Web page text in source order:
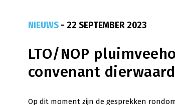
NIEUWS- 22 SEPTEMBER 2023
LTO/NOP
convenant
Op dit moment zijn de gesprekken